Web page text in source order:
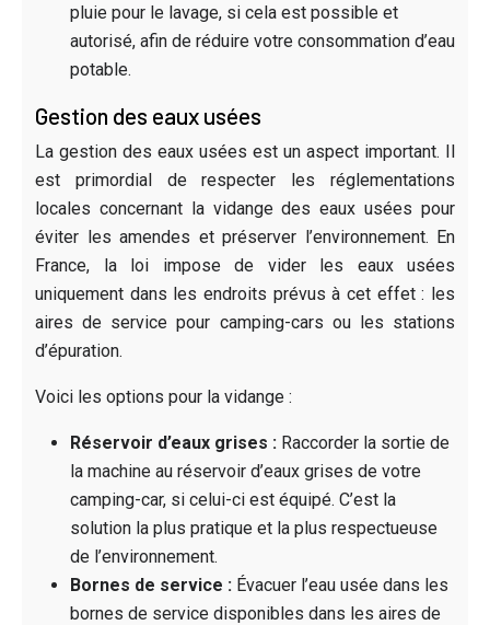
pluie pour le lavage, si cela est possible et
autorisé, afin de réduire votre consommation d’eau
potable.
Gestion des eaux usées
La gestion des eaux usées est un aspect important. Il
est primordial de respecter les réglementations
locales concernant la vidange des eaux usées pour
éviter les amendes et préserver l’environnement. En
France, la loi impose de vider les eaux usées
uniquement dans les endroits prévus à cet effet : les
aires de service pour camping-cars ou les stations
d’épuration.
Voici les options pour la vidange :
Réservoir d’eaux grises : Raccorder la sortie de
la machine au réservoir d’eaux grises de votre
camping-car, si celui-ci est équipé. C’est la
solution la plus pratique et la plus respectueuse
de l’environnement.
Bornes de service : Évacuer l’eau usée dans les
bornes de service disponibles dans les aires de